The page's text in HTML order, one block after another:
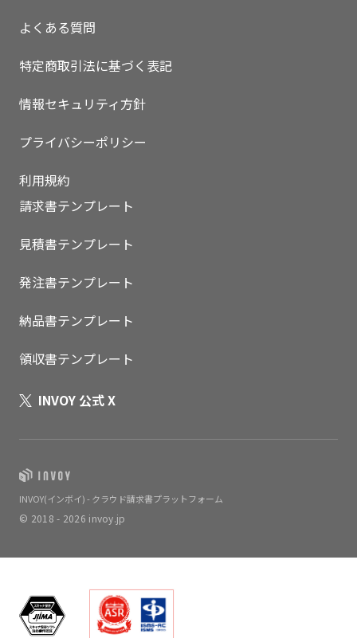
いますぐ無料登録
よくある質問
特定商取引法に基づく表記
情報セキュリティ方針
プライバシーポリシー
利用規約
請求書テンプレート
見積書テンプレート
発注書テンプレート
納品書テンプレート
領収書テンプレート
INVOY 公式 X
INVOY(インボイ) - クラウド請求書プラットフォーム
© 2018 - 2026 invoy.jp